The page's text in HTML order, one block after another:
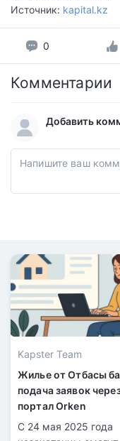
Источник: kapital.kz
0
Комментарии
Добавить
Kapster Team
Жилье от Отбасы
подача заявок
портал Orken
С 24 мая 2025 года